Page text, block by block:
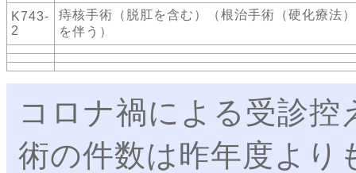
K743-
2
痔核手術（脱肛を含む）（根治手術（硬化療法）
を伴う）
コロナ禍による受診
術の件数は昨年度より